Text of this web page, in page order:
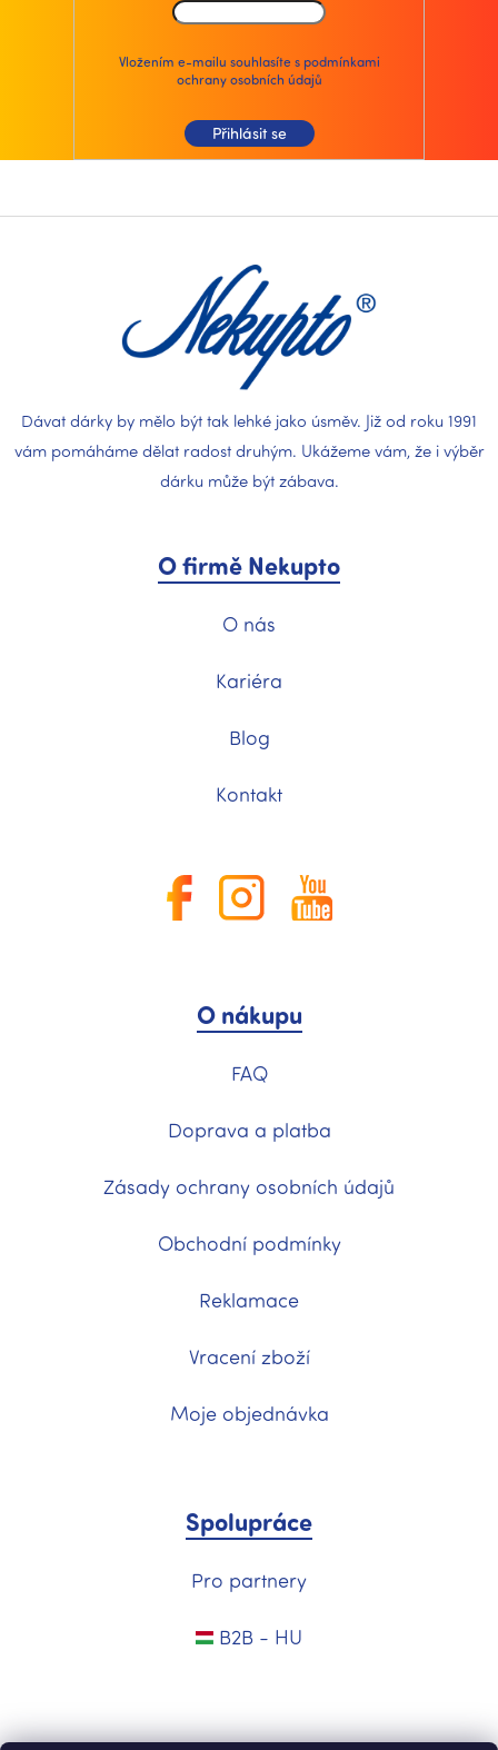
Vložením e-mailu souhlasíte spodmínkami
ochrany osobních údajů
Přihlásit se
Z
p
Dávat dárky by mělo být tak lehké jako úsměv. Již od roku 1991
vám pomáháme dělat radost druhým. Ukážeme vám, že i výběr
dárku může být zábava.
O firmě Nekupto
O nás
Kariéra
Blog
Kontakt
O nákupu
FAQ
Doprava a platba
Zásady ochrany osobních údajů
Obchodní podmínky
Reklamace
Vracení zboží
Moje objednávka
Spolupráce
Pro partnery
B2B - HU